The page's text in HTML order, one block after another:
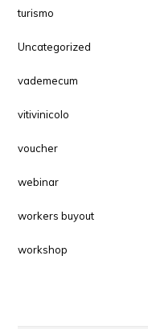
turismo
Uncategorized
vademecum
vitivinicolo
voucher
webinar
workers buyout
workshop